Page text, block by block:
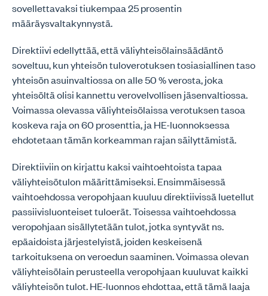
sovellettavaksi tiukempaa 25 prosentin
määräysvaltakynnystä.
Direktiivi edellyttää, että väliyhteisölainsäädäntö
soveltuu, kun yhteisön tuloverotuksen tosiasiallinen taso
yhteisön asuinvaltiossa on alle 50 % verosta, joka
yhteisöltä olisi kannettu verovelvollisen jäsenvaltiossa.
Voimassa olevassa väliyhteisölaissa verotuksen tasoa
koskeva raja on 60 prosenttia, ja HE-luonnoksessa
ehdotetaan tämän korkeamman rajan säilyttämistä.
Direktiiviin on kirjattu kaksi vaihtoehtoista tapaa
väliyhteisötulon määrittämiseksi. Ensimmäisessä
vaihtoehdossa veropohjaan kuuluu direktiivissä luetellut
passiivisluonteiset tuloerät. Toisessa vaihtoehdossa
veropohjaan sisällytetään tulot, jotka syntyvät ns.
epäaidoista järjestelyistä, joiden keskeisenä
tarkoituksena on veroedun saaminen. Voimassa olevan
väliyhteisölain perusteella veropohjaan kuuluvat kaikki
väliyhteisön tulot. HE-luonnos ehdottaa, että tämä laaja